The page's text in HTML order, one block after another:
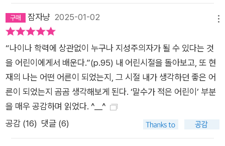
수성 예민한 아이들’의 한때였을까? 나는 그렇게 생각하지 않는
다. 세월이 오래 흐르고 생각해보니 우리가 느낀 건 예술에 대한
경외감이었다. 너무 아름다우면 감동을 받을 수 있다는 걸 알게
된 것이다. 적어도 나는 두려울 만큼 놀랐다. - 176~177쪽 어른
을 가만히 지켜보며 세상을 배우던 어린이는 몸과 마음에 영원한
아름다움을 새기는 청소년기를 지나 자신만의 빛을 발하는 어른
이 된다. 그리고 다음에 오는 어린이를 맞이한다. 그 과정은 단절
없이 이어진다. “어린이였던, 청소년이었던, 어른이었던 날들 내
내 나는 나였다.”(6쪽) 어떤 어린이가 어떤 어른이 되기까지, 그
잠자냥 2025-01-02
“나이나 학력에 상관없이 누구나 지성주의자가 될 수 있다는 것
을 어린이에게서 배운다.”(p.95) 내 어린시절을 돌아보고, 또 현
재의 나는 어떤 어른이 되었는지, 그 시절 내가 생각하던 좋은 어
른이 되었는지 곰곰 생각해보게 된다. ‘말수가 적은 어린이’ 부분
을 매우 공감하며 읽었다. ^__^
공감 (16) 댓글 (6)